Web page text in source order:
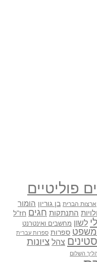
פוליטיים
ארצות הברית בן גוריון הומור
התנתקות חגים חז"ל
לשון מחשבים ואינטרנט
ספרות ספרות עברית
צהל ציונות
השלום